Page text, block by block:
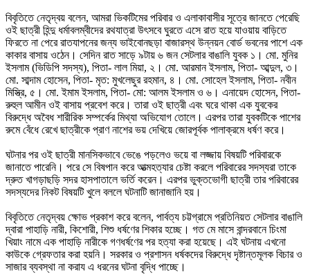
বিবৃতিতে নেতৃদ্বয় বলেন, আমরা ভিকটিমের পরিবার ও এলাকাবাসীর সূত্রে জানতে পেরেছি
ওই ছাত্রী হিন্দু ধর্মাবলম্বীদের রথযাত্রা উৎসবে ঘুরতে এসে রাত হয়ে যাওয়ায় বাড়িতে
ফিরতে না পেরে রাতযাপনের জন্য ভাইবোনছড়া বাজারস্থ উন্নয়ন বোর্ড ভবনের পাশে এক
কাকার বাসায় ওঠেন। সেদিন রাত সাড়ে ৯টায় ৬ জন সেটলার বাঙালি যুবক ১। মো. মুনির
ইসলাম (ভিডিপি সদস্য), পিতা- লাল মিয়া, ২। মো. আরমান ইসলাম, পিতা- আব্দুল, ৩।
মো. সাব্দাম হোসেন, পিতা- মৃত: মুখলেছুর রহমান, ৪। মো. সোহেল ইসলাম, পিতা- নবীন
মিস্ত্রি, ৫। মো. ইমাম ইসলাম, পিতা- মো: আলম ইসলাম ও ৬। এনায়েদ হোসেন, পিতা-
রুহুল আমীন ওই বাসায় প্রবেশ করে। তারা ওই ছাত্রী এবং ঘরে থাকা এক যুবকের
বিরুদ্ধে অবৈধ শারীরিক সম্পর্কের মিথ্যা অভিযোগ তোলে। এরপর তারা যুবকটিকে পাশের
রুমে বেঁধে রেখে ছাত্রীকে প্রাণ নাশের ভয় দেখিয়ে জোরপূর্বক পালাক্রমে ধর্ষণ করে।
ঘটনার পর ওই ছাত্রী মানসিকভাবে ভেঙে পড়লেও ভয়ে বা লজ্জায় বিষয়টি পরিবারকে
জানাতে পারেনি। পরে সে বিষপান করে আত্মহত্যার চেষ্টা করলে পরিবারের সদস্যরা তাকে
দ্রুত খাগড়াছড়ি সদর হাসপাতালে ভর্তি করেন। এরপর ভুক্তভোগী ছাত্রী তার পরিবারের
সদস্যদের নিকট বিষয়টি খুলে বললে ঘটনাটি জানাজানি হয়।
বিবৃতিতে নেতৃদ্বয় ক্ষোভ প্রকাশ করে বলেন, পার্বত্য চট্টগ্রামে প্রতিনিয়ত সেটলার বাঙালি
দ্বারা পাহাড়ি নারী, কিশোরী, শিশু ধর্ষণের শিকার হচ্ছে। গত মে মাসে বান্দরবানে চিংমা
খিয়াং নামে এক পাহাড়ি নারীকে গণধর্ষণের পর হত্যা করা হয়েছে। এই ঘটনায় এখনো
কাউকে গ্রেফতার করা হয়নি। সরকার ও প্রশাসন ধর্ষকদের বিরুদ্ধে দৃষ্টান্তমূলক বিচার ও
সাজার ব্যবস্থা না করায এ ধরনের ঘটনা বৃদ্ধি পাচ্ছে।